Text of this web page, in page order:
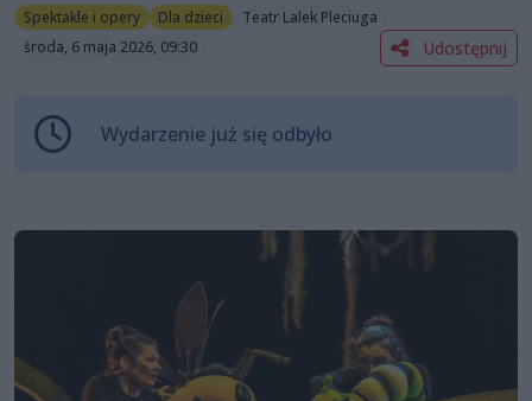
Spektakle i opery Dla dzieci
Teatr Lalek Pleciuga
środa, 6 maja 2026, 09:30
Udostępnij
Wydarzenie już się odbyło